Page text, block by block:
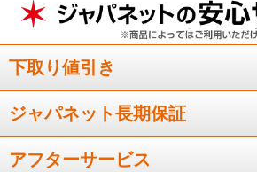
商品により、同一シリーズをご購入された方の
下取り値引き
ジャパネット長期保証
アフターサービス